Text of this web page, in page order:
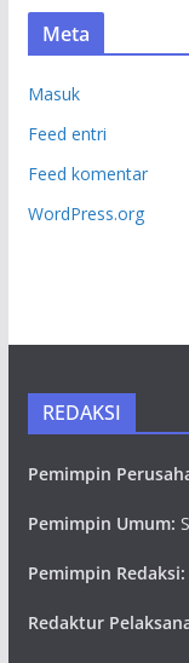
Meta
Masuk
Feed entri
Feed komentar
WordPress.org
REDAKSI
Pemimpin
Pemimpin Umum:
Pemimpin Redaksi:
Redaktur